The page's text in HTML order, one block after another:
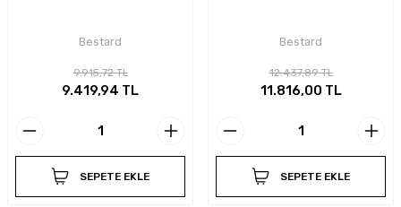
Bestard
9.915,72 TL
9.419,94 TL
SEPETE EKLE
Bestard
12.437,89 TL
11.816,00 TL
SEPETE EKLE